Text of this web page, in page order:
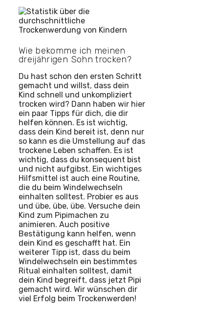
Wie bekomme ich meinen
dreijährigen Sohn trocken?
Du hast schon den ersten Schritt
gemacht und willst, dass dein
Kind schnell und unkompliziert
trocken wird? Dann haben wir hier
ein paar Tipps für dich, die dir
helfen können. Es ist wichtig,
dass dein Kind bereit ist, denn nur
so kann es die Umstellung auf das
trockene Leben schaffen. Es ist
wichtig, dass du konsequent bist
und nicht aufgibst. Ein wichtiges
Hilfsmittel ist auch eine Routine,
die du beim Windelwechseln
einhalten solltest. Probier es aus
und übe, übe, übe. Versuche dein
Kind zum Pipimachen zu
animieren. Auch positive
Bestätigung kann helfen, wenn
dein Kind es geschafft hat. Ein
weiterer Tipp ist, dass du beim
Windelwechseln ein bestimmtes
Ritual einhalten solltest, damit
dein Kind begreift, dass jetzt Pipi
gemacht wird. Wir wünschen dir
viel Erfolg beim Trockenwerden!